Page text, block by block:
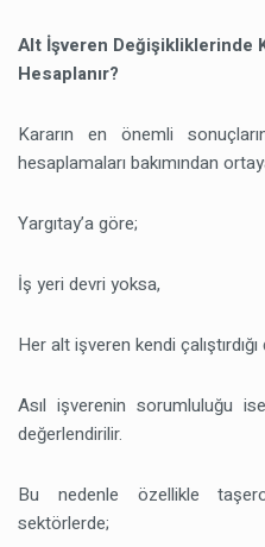
Alt İşveren Değişikliklerinde
Hesaplanır?
Kararın en önemli
hesaplamaları bakımından
Yargıtay’a göre;
İş yeri devri yoksa,
Her alt işveren kendi
Asıl işverenin sorumluluğu
değerlendirilir.
Bu nedenle özellikle
sektörlerde;